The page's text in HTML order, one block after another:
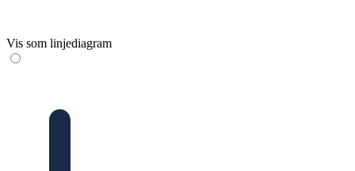
Vis som linjediagram